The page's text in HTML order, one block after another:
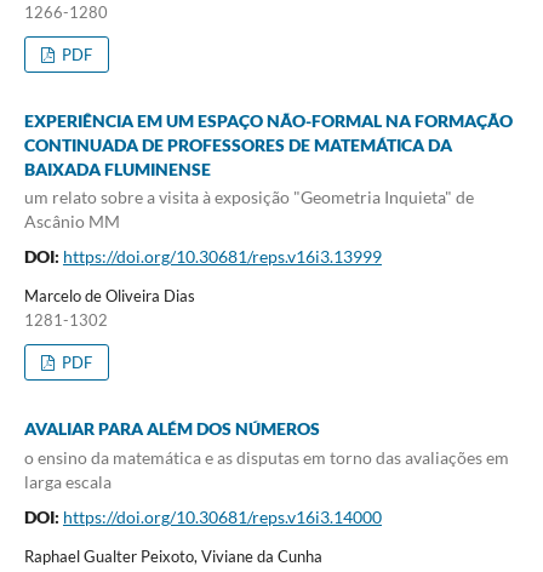
1266-1280
PDF
EXPERIÊNCIA EM UM ESPAÇO NÃO-FORMAL NA FORMAÇÃO
CONTINUADA DE PROFESSORES DE MATEMÁTICA DA
BAIXADA FLUMINENSE
um relato sobre a visita à exposição "Geometria Inquieta" de
Ascânio MM
DOI: https://doi.org/10.30681/reps.v16i3.13999
Marcelo de Oliveira Dias
1281-1302
PDF
AVALIAR PARA ALÉM DOS NÚMEROS
o ensino da matemática e as disputas em torno das avaliações em
larga escala
DOI: https://doi.org/10.30681/reps.v16i3.14000
Raphael Gualter Peixoto, Viviane da Cunha